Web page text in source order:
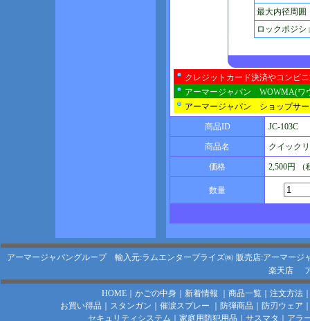
最大内径周囲
ロックポジシ
クレジットカード決済やコンビ
アーマージャパン WOWMA(ワ
アーマージャパン ショップサ
商品ID JC-103C
商品名 クイック
価格 2,500円 （
数量
アーマージャパングループ 輸入元:ラムエンタープライズ㈱ 販売店:アーマージ
楽天店
HOME｜ かごの中身｜ 新着情報 商品一覧｜ 注文方法
お買い得品
スタンガン 催涙スプレー 防弾商品 防刃ウェア
セキュリティシステム
家庭用防犯用品 サスマタ アラ